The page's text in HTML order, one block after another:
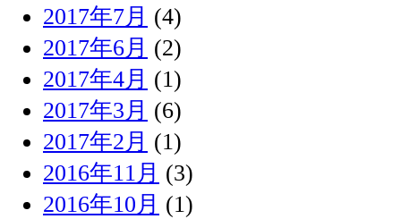
2017年7月 (4)
2017年6月 (2)
2017年4月 (1)
2017年3月 (6)
2017年2月 (1)
2016年11月 (3)
2016年10月 (1)